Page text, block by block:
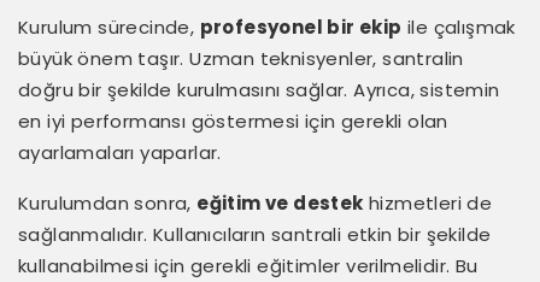
Kurulum sürecinde, profesyonel bir ekip ile çalışmak
büyük önem taşır. Uzman teknisyenler, santralin
doğru bir şekilde kurulmasını sağlar. Ayrıca, sistemin
en iyi performansı göstermesi için gerekli olan
ayarlamaları yaparlar.
Kurulumdan sonra, eğitim ve destek hizmetleri de
sağlanmalıdır. Kullanıcıların santrali etkin bir şekilde
kullanabilmesi için gerekli eğitimler verilmelidir. Bu